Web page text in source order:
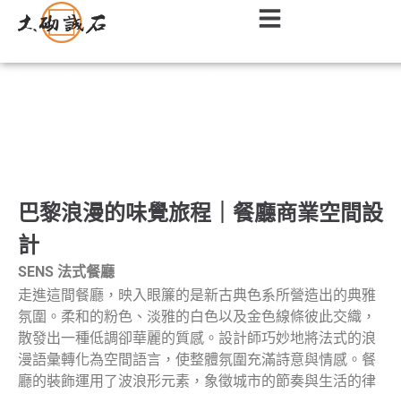
巴黎浪漫的味覺旅程｜餐廳商業空間設
計
SENS 法式餐廳
走進這間餐廳，映入眼簾的是新古典色系所營造出的典雅
氛圍。柔和的粉色、淡雅的白色以及金色線條彼此交織，
散發出一種低調卻華麗的質感。設計師巧妙地將法式的浪
漫語彙轉化為空間語言，使整體氛圍充滿詩意與情感。餐
廳的裝飾運用了波浪形元素，象徵城市的節奏與生活的律